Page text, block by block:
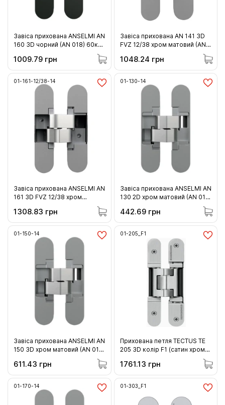
Завіса прихована ANSELMI AN
160 3D чорний (AN 018) 60кг
1009.79 грн
Завіса прихована AN 141 3D
FVZ 12/38 хром матовий (AN
014) 40кг (01-141-12/38-14 )
1048.24 грн
01-161-12/38-14
Завіса прихована ANSELMI AN
161 3D FVZ 12/38 хром
161-12/38-14)
1308.83 грн
01-130-14
Завіса прихована ANSELMI AN
130 2D хром матовий (AN 014)
442.69 грн
01-150-14
Завіса прихована ANSELMI AN
150 3D хром матовий (AN 014)
611.43 грн
01-205_F1
Прихована петля TECTUS TE
205 3D колір F1 (сатин хром)
1761.13 грн
01-170-14 01-303_F1